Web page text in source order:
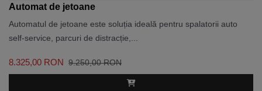
Automat de jetoane
Automatul de jetoane este soluția ideală pentru spalatorii auto
self-service, parcuri de distracție,...
8.325,00 RON 9.250,00 RON